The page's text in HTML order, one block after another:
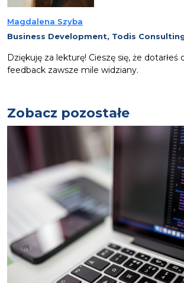
Magdalena Szyba
Business Development, Todis
Dziękuję za lekturę! Cieszę się, że dotarłeś
feedback zawsze mile widziany.
Zobacz pozostałe